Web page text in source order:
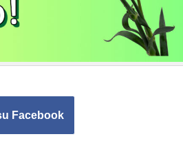
Facebook